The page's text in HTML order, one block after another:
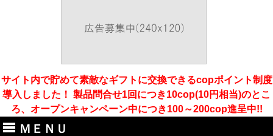
サイト内で貯めて素敵なギフトに交換できるcopポイント制度
導入しました！ 製品問合せ1回につき10cop(10円相当)のとこ
ろ、オープンキャンペーン中につき100～200cop進呈中!!
ＭＥＮＵ